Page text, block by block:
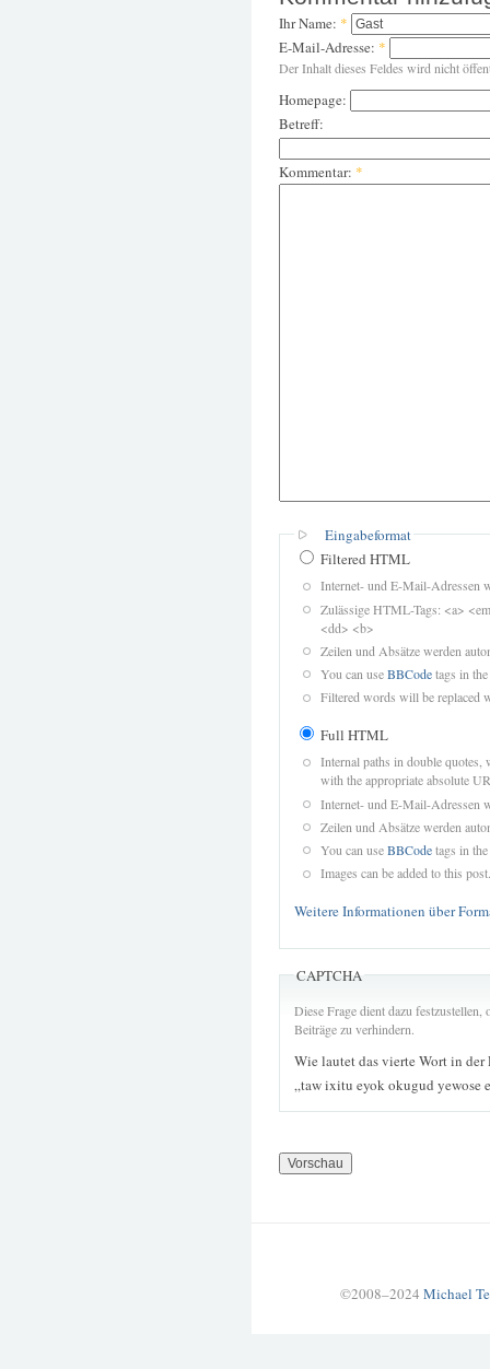
Ihr Name: *
E-Mail-Adresse: *
Der Inhalt dieses Feldes wird nicht
Homepage:
Betreff:
Kommentar: *
Eingabeformat
Filtered HTML
Internet- und E-Mail-Adressen
Zulässige HTML-Tags: <a>
<dd> <b>
Zeilen und Absätze werden
You can useBBCodetags in
Filtered words will be replaced
Full HTML
Internal paths in double quotes,
with the appropriate absolute
Internet- und E-Mail-Adressen
Zeilen und Absätze werden
You can useBBCodetags in
Images can be added to this post.
Weitere Informationen über
CAPTCHA
Diese Frage dient dazu
Beiträge zu verhindern.
Wie lautet das vierte Wort in der
„taw ixitu eyok okugud yewose
©2008–2024 Michael